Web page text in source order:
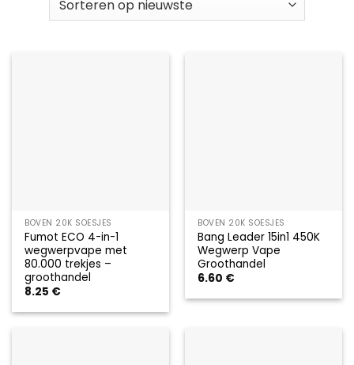
BOVEN 20K SOESJES
Fumot ECO 4-in-1
wegwerpvape met
80.000 trekjes –
groothandel
8.25 €
BOVEN 20K SOESJES
Bang Leader 15in1 450K
Wegwerp Vape
Groothandel
6.60 €